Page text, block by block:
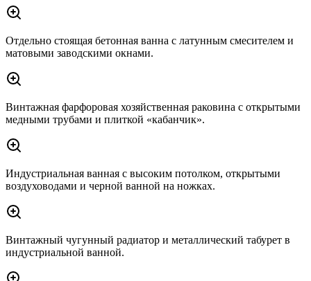
Отдельно стоящая бетонная ванна с латунным смесителем и
матовыми заводскими окнами.
Винтажная фарфоровая хозяйственная раковина с открытыми
медными трубами и плиткой «кабанчик».
Индустриальная ванная с высоким потолком, открытыми
воздуховодами и черной ванной на ножках.
Винтажный чугунный радиатор и металлический табурет в
индустриальной ванной.